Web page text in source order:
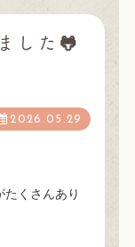
した🐸
2026.05.29
くさんあり